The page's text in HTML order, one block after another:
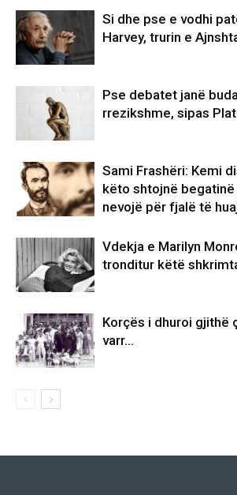
Si dhe pse e vodhi
Harvey, trurin e
Pse debatet janë
rrezikshme, sipas
Sami Frashëri: Kemi
këto shtojnë begatinë
nevojë për fjalë të
Vdekja e Marilyn
tronditur këtë
Korçës i dhuroi gjithë
varr…